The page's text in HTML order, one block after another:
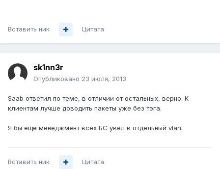
Вставить ник Цитата
sk1nn3r
Опубликовано 23 июля, 2013
Saab ответил по теме, в отличии от остальных, верно. К
клиентам лучше доводить пакеты уже без тэга.
Я бы ещё менеджмент всех БС увёл в отдельный vlan.
Вставить ник Цитата